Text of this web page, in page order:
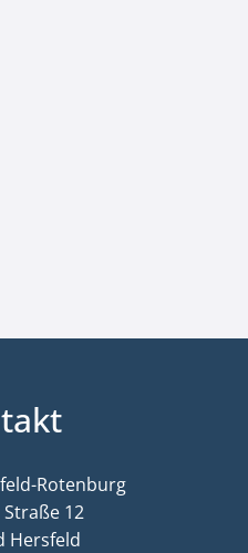
Rotenburg
12
Hersfeld